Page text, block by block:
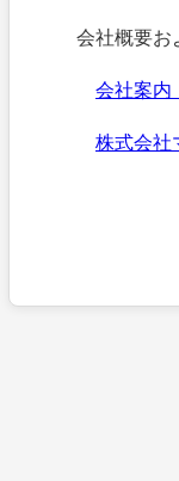
会社概要お
会社案内
株式会社